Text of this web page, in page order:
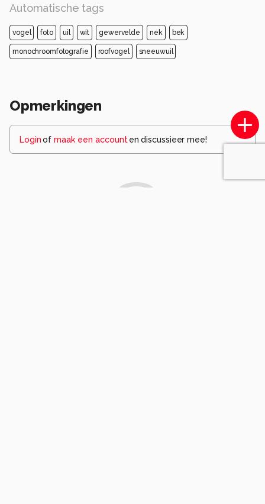
Automatische tags
vogel foto uil wit gewervelde nek bek
monochroomfotografie roofvogel sneeuwuil
Opmerkingen
Loginof maak een account en discussieer mee!